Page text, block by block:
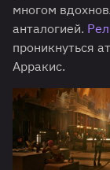
многом
анталогией.
проникнуться
Арракис.